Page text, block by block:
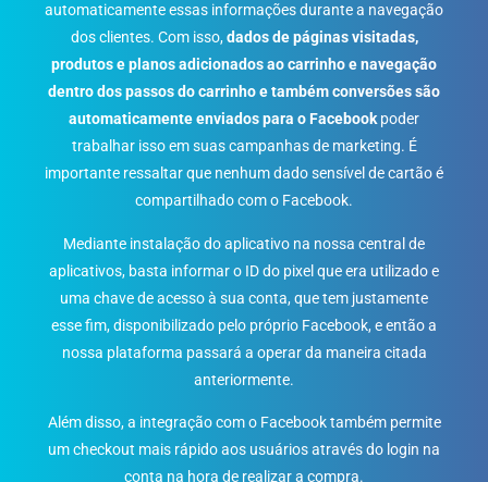
automaticamente essas informações durante a navegação
dos clientes. Com isso,dados de páginas visitadas,
produtos e planos adicionados ao carrinho e navegação
dentro dos passos do carrinho e também conversões são
automaticamente enviados para o Facebook poder
trabalhar isso em suas campanhas de marketing. É
importante ressaltar que nenhum dado sensível de cartão é
compartilhado com o Facebook.
Mediante instalação do aplicativo na nossa central de
aplicativos, basta informar o ID do pixel que era utilizado e
uma chave de acesso à sua conta, que tem justamente
esse fim, disponibilizado pelo próprio Facebook, e então a
nossa plataforma passará a operar da maneira citada
anteriormente.
Além disso, a integração com o Facebook também permite
um checkout mais rápido aos usuários através do login na
conta na hora de realizar a compra.